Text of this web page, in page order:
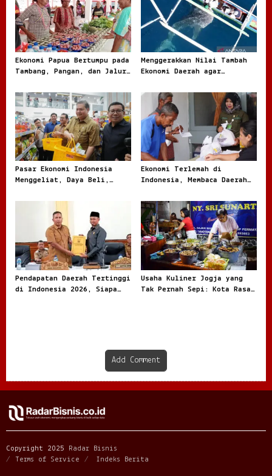
i
g
a
t
i
o
n
Ekonomi Papua Bertumpu pada
Tambang, Pangan, dan Jalur
Menggerakkan Nilai Tambah
Ekonomi Daerah agar
Mentah
Pasar Ekonomi Indonesia
Menggeliat, Daya Beli,
Jadi Sorotan
Ekonomi Terlemah di
Indonesia, Membaca Daerah
Realita
Pendapatan Daerah Tertinggi
di Indonesia 2026, Siapa
Usaha Kuliner Jogja yang
Tak Pernah Sepi: Kota Rasa
Add Comment
Copyright 2025 Radar Bisnis
Terms of Service
Indeks Berita